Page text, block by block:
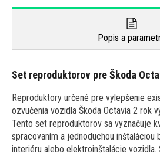
Popis a
Set reproduktorov pre Škoda
Reproduktory určené pre vylepšenie
ozvučenia vozidla Škoda Octavia 2 rok
Tento set reproduktorov sa vyznačuje
spracovaním a jednoduchou inštaláciou
interiéru alebo elektroinštalácie vozidla.